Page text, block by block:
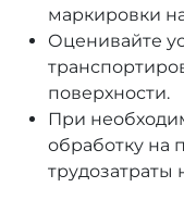
маркировки
Оценивайте
поверхности.
При
обработку на
трудозатраты